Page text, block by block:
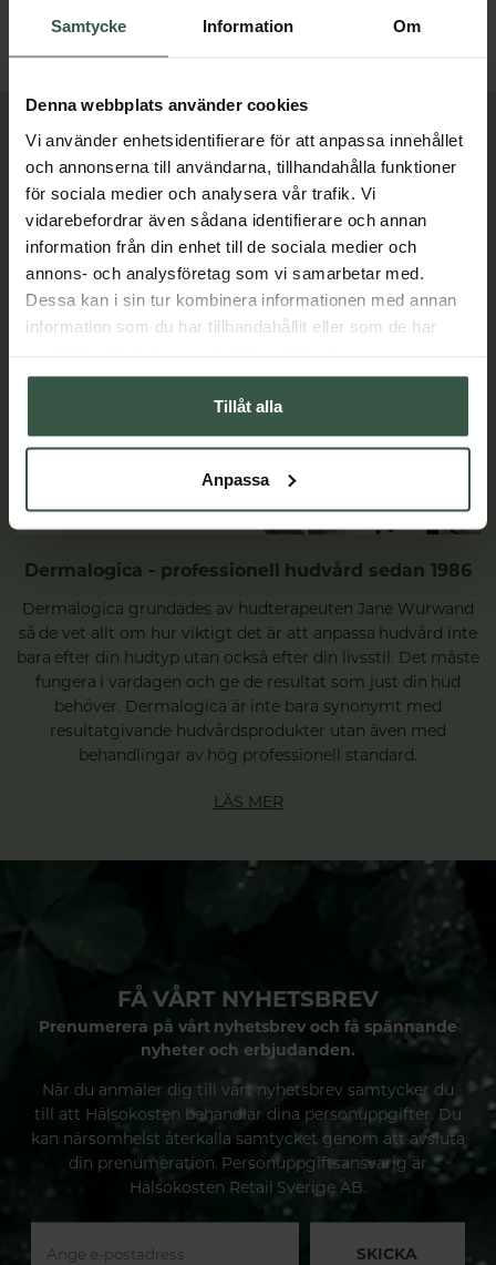
Samtycke Information Om
Denna webbplats använder cookies
Vi använder enhetsidentifierare för att anpassa innehållet
och annonserna till användarna, tillhandahålla funktioner
för sociala medier och analysera vår trafik. Vi
vidarebefordrar även sådana identifierare och annan
information från din enhet till de sociala medier och
annons- och analysföretag som vi samarbetar med.
Dessa kan i sin tur kombinera informationen med annan
information som du har tillhandahållit eller som de har
Tillåt alla
Anpassa
Lär dig mer
Dermalogica - professionell hudvård sedan 1986
Dermalogica grundades av hudterapeuten Jane Wurwand
så de vet allt om hur viktigt det är att anpassa hudvård inte
bara efter din hudtyp utan också efter din livsstil. Det måste
fungera i vardagen och ge de resultat som just din hud
behöver. Dermalogica är inte bara synonymt med
resultatgivande hudvårdsprodukter utan även med
behandlingar av hög professionell standard.
LÄS MER
FÅ VÅRT NYHETSBREV
Prenumerera på vårt nyhetsbrev och få spännande
nyheter och erbjudanden.
När du anmäler dig till vårt nyhetsbrev samtycker du
till att Hälsokosten behandlar dina personuppgifter. Du
kan närsomhelst återkalla samtycket genom att avsluta
din prenumeration. Personuppgiftsansvarig är
Hälsokosten Retail Sverige AB.
SKICKA